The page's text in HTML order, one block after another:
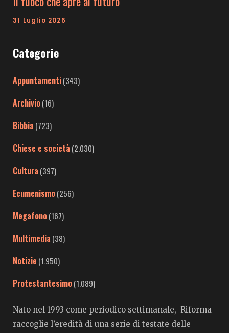
31 Luglio 2026
Categorie
Appuntamenti(343)
Archivio(16)
Bibbia (723)
Chiese e società (2.030)
Cultura (397)
Ecumenismo(256)
Megafono(167)
Multimedia (38)
Notizie (1.950)
Protestantesimo(1.089)
Nato nel 1993 come periodico settimanale, Riforma
raccoglie l’eredità di una serie di testate delle